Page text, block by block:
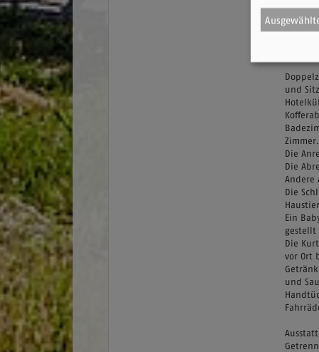
und
Zimmer.
Die
Die
Andere
Die
Ein
gestellt
Die
vor Ort
und